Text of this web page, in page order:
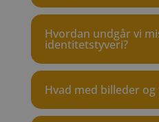
Hvordan undgår vi
identitetstyveri?
Hvad med billeder og